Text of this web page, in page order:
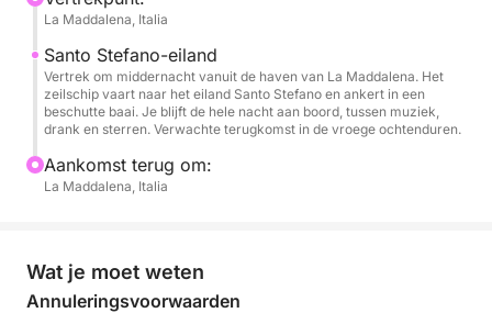
kunt u de sfeer van uw voorkeur creëren. Of u nu
wilt dansen op het dek, wilt proosten met vrienden
of gewoon wilt genieten van de stilte van de nacht,
elk moment wordt een unieke herinnering.
Gedurende de hele cruise is er een open bar
beschikbaar, waar het personeel aan boord
groepen die op zoek zijn naar een andere avond,
tussen zacht licht, vrijheid en de adem van de zee.
La Maddalena, Italia
Santo Stefano-eiland
Vertrek om middernacht vanuit de haven van La Maddalena. Het
zeilschip vaart naar het eiland Santo Stefano en ankert in een
beschutte baai. Je blijft de hele nacht aan boord, tussen muziek,
drank en sterren. Verwachte terugkomst in de vroege ochtenduren.
Aankomst terug om:
La Maddalena, Italia
Wat je moet weten
Annuleringsvoorwaarden